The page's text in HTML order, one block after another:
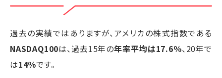
過去の実績ではありますが、アメリカの株式指数である
NASDAQ100は、過去15年の年率平均は17.6％、20年で
は14％です。